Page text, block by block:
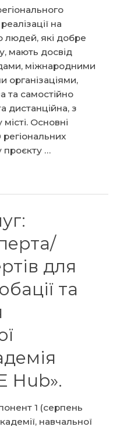
на
людей, які добре
мають досвід
міжнародними
організаціями,
та самостійно
дистанційна, з
Основні
регіональних
проєкту …
для
та
Hub».
1 (серпень
навчальної